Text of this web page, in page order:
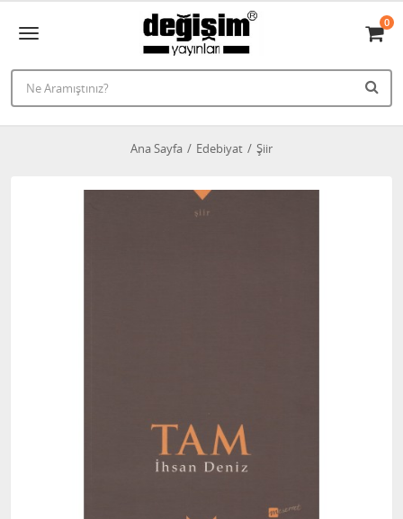
0
Ana Sayfa Edebiyat Şiir